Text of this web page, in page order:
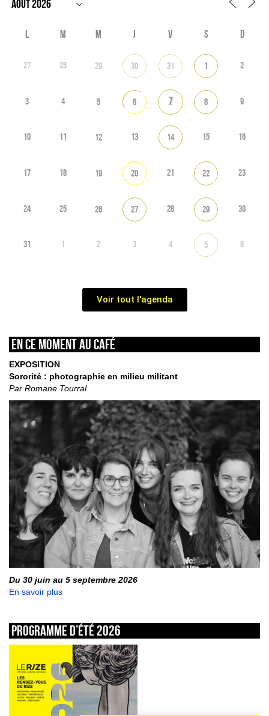
L M M J V S D
27 28 29 30 31 1 2
3 4 5 6 7 8 9
10 11 12 13 14 15 16
17 18 19 20 21 22 23
24 25 26 27 28 29 30
31 1 2 3 4 5 6
Voir tout l'agenda
En ce moment au café
EXPOSITION
Sororité : photographie en milieu militant
Par Romane Tourral
Du 30 juin au 5 septembre 2026
En savoir plus
Programme d’été 2026